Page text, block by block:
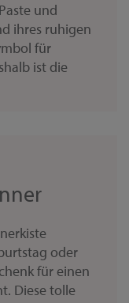
und
ihres ruhigen
für
ist die
oder
für einen
Diese tolle